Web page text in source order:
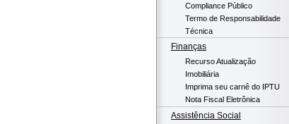
Compliance Público
Termo de Responsabilidade
Técnica
Finanças
Recurso Atualização
Imobiliária
Imprima seu carnê do IPTU
Nota Fiscal Eletrônica
Assistência Social